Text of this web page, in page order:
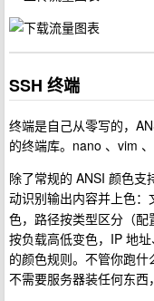
SSH 终端
终端是自己从零写的，
的终端库。nano 、vim
除了常规的 ANSI 颜色
动识别输出内容并上色：
色，路径按类型区分（
按负载高低变色，IP 地
的颜色规则。不管你跑
不需要服务器装任何东西